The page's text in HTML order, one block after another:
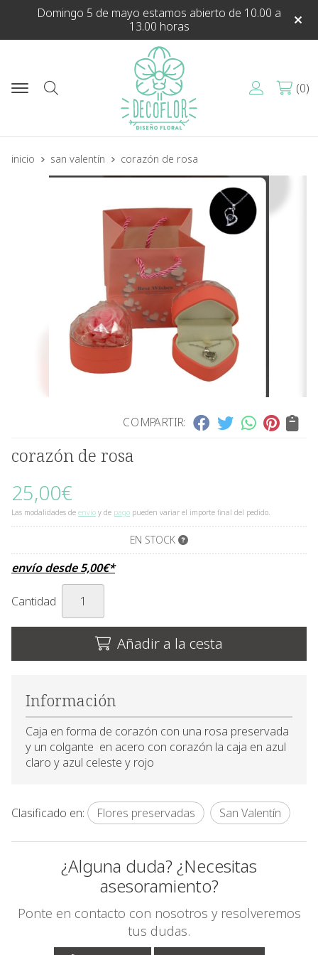
Domingo 5 de mayo estamos abierto de 10.00 a
13.00 horas
Buscar
0
inicio san valentín corazón de rosa
COMPARTIR:
corazón de rosa
25,00€
Las modalidades de envío y de pago pueden variar el importe final del pedido.
EN STOCK
envío desde5,00€*
Cantidad
Añadir a la cesta
Información
Caja en forma de corazón con una rosa preservada
y un colgante en acero con corazón la caja en azul
claro y azul celeste y rojo
Clasificado en: Flores preservadas San Valentín
¿Alguna duda? ¿Necesitas
asesoramiento?
Ponte en contacto con nosotros y resolveremos
tus dudas.